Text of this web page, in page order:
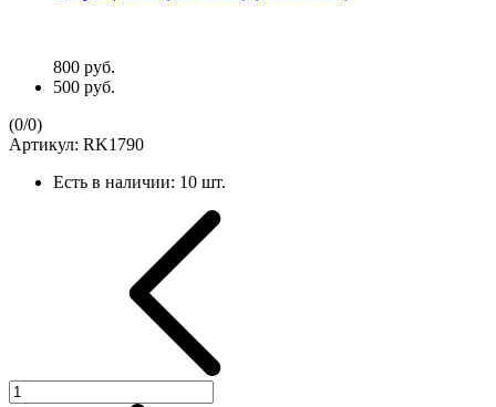
800 руб.
500 руб.
(0/0)
Артикул: RK1790
Есть в наличии: 10 шт.